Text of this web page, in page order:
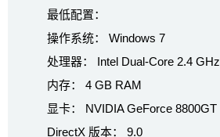
最低配置：
操作系统： Windows 7
处理器： Intel Dual-Core 2.4 GHz
内存： 4 GB RAM
显卡： NVIDIA GeForce 8800GT
DirectX 版本： 9.0